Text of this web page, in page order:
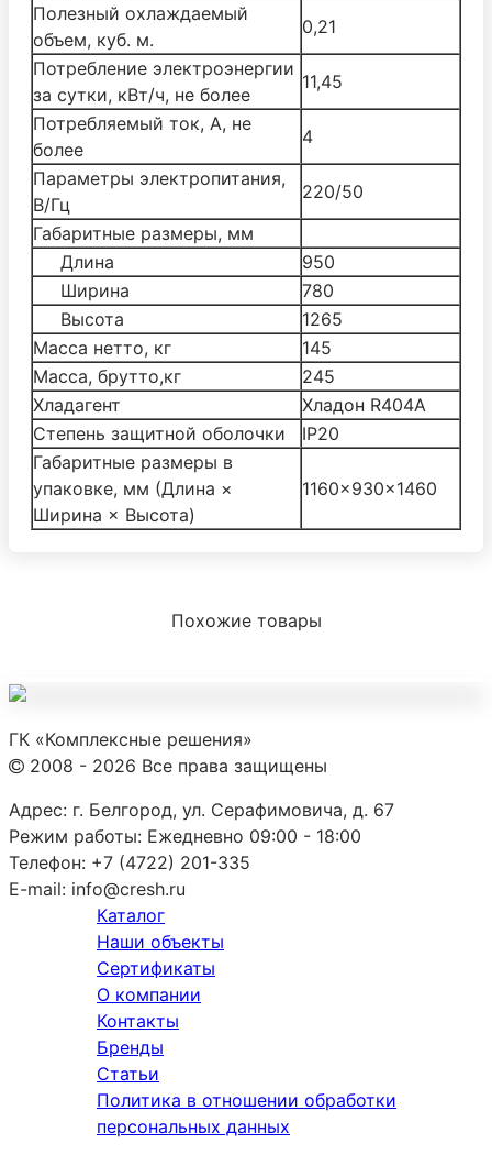
Полезный охлаждаемый
объем, куб. м.
0,21
Потребление электроэнергии
за сутки, кВт/ч, не более
11,45
Потребляемый ток, А, не
более
4
Параметры электропитания,
В/Гц
220/50
Габаритные размеры, мм
Длина
950
Ширина
780
Высота
1265
Масса нетто, кг
145
Масса, брутто,кг
245
Хладагент
Хладон R404А
Степень защитной оболочки
IP20
Габаритные размеры в
упаковке, мм (Длина ×
Ширина × Высота)
1160×930×1460
Похожие товары
ГК «Комплексные решения»
2008 - 2026 Все права защищены
Адрес: г. Белгород, ул. Серафимовича, д. 67
Режим работы: Ежедневно 09:00 - 18:00
Телефон: +7 (4722) 201-335
E-mail: info@cresh.ru
Каталог
Наши объекты
Сертификаты
О компании
Контакты
Бренды
Статьи
Политика в отношении обработки
персональных данных